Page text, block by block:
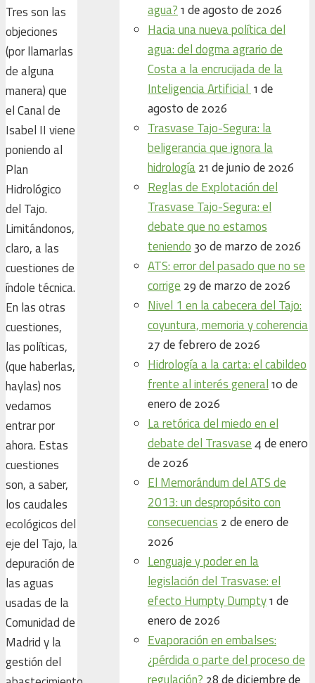
Tres son las
objeciones
(por llamarlas
de alguna
manera) que
el Canal de
Isabel II viene
poniendo al
Plan
Hidrológico
del Tajo.
Limitándonos,
claro, a las
cuestiones de
índole técnica.
En las otras
cuestiones,
las políticas,
(que haberlas,
haylas) nos
vedamos
entrar por
ahora. Estas
cuestiones
son, a saber,
los caudales
ecológicos del
eje del Tajo, la
depuración de
las aguas
usadas de la
Comunidad de
Madrid y la
gestión del
agua? 1 de agosto de 2026
Hacia una nueva política del
agua: del dogma agrario de
Costa a la encrucijada de la
Inteligencia Artificial 1 de
agosto de 2026
Trasvase Tajo-Segura: la
beligerancia que ignora la
hidrología 21 de junio de 2026
Reglas de Explotación del
Trasvase Tajo-Segura: el
debate que no estamos
teniendo 30 de marzo de 2026
ATS: error del pasado que no se
corrige 29 de marzo de 2026
Nivel 1 en la cabecera del Tajo:
coyuntura, memoria y coherencia
27 de febrero de 2026
Hidrología a la carta: el cabildeo
frente al interés general 10 de
enero de 2026
La retórica del miedo en el
debate del Trasvase 4 de enero
de 2026
El Memorándum del ATS de
2013: un despropósito con
consecuencias 2 de enero de
2026
Lenguaje y poder en la
legislación del Trasvase: el
efecto Humpty Dumpty 1 de
enero de 2026
Evaporación en embalses:
¿pérdida o parte del proceso de
28 de diciembre de